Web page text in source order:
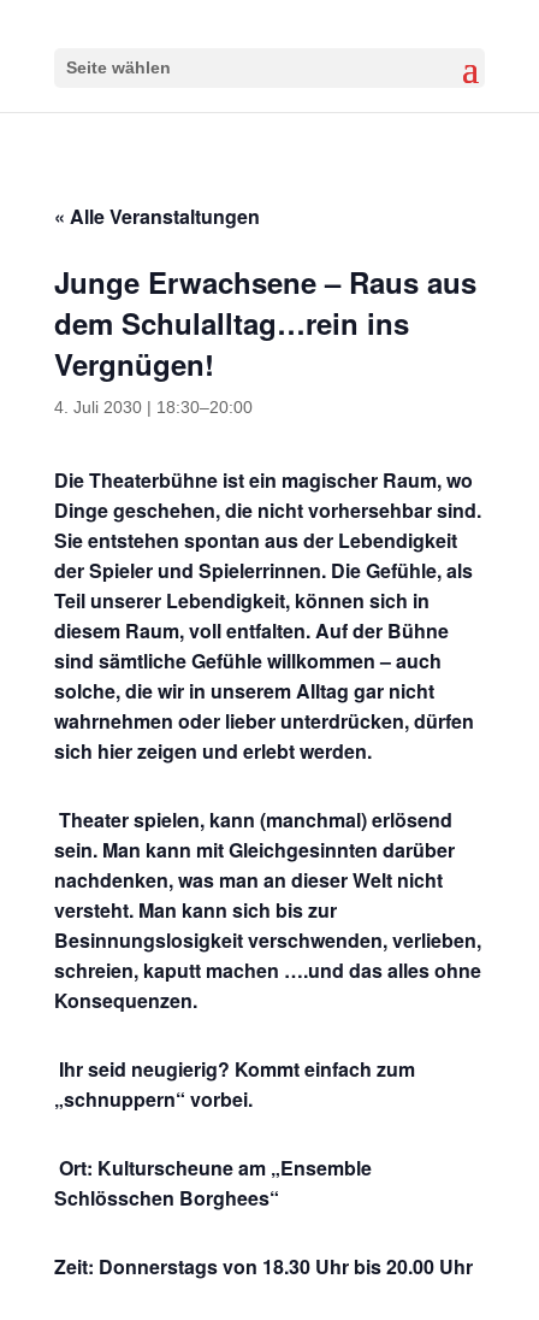
Seite wählen
« Alle Veranstaltungen
Junge Erwachsene – Raus aus
dem Schulalltag…rein ins
Vergnügen!
4. Juli 2030 | 18:30–20:00
Die Theaterbühne ist ein magischer Raum, wo
Dinge geschehen, die nicht vorhersehbar sind.
Sie entstehen spontan aus der Lebendigkeit
der Spieler und Spielerrinnen. Die Gefühle, als
Teil unserer Lebendigkeit, können sich in
diesem Raum, voll entfalten. Auf der Bühne
sind sämtliche Gefühle willkommen – auch
solche, die wir in unserem Alltag gar nicht
wahrnehmen oder lieber unterdrücken, dürfen
sich hier zeigen und erlebt werden.
Theater spielen, kann (manchmal) erlösend
sein. Man kann mit Gleichgesinnten darüber
nachdenken, was man an dieser Welt nicht
versteht. Man kann sich bis zur
Besinnungslosigkeit verschwenden, verlieben,
schreien, kaputt machen ….und das alles ohne
Konsequenzen.
Ihr seid neugierig? Kommt einfach zum
„schnuppern“ vorbei.
Ort: Kulturscheune am „Ensemble
Schlösschen Borghees“
Zeit: Donnerstags von 18.30 Uhr bis 20.00 Uhr